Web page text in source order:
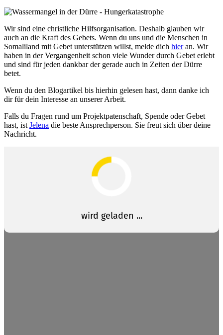
Wir sind eine christliche Hilfsorganisation. Deshalb glauben wir
auch an die Kraft des Gebets. Wenn du uns und die Menschen in
Somaliland mit Gebet unterstützen willst, melde dich hieran. Wir
haben in der Vergangenheit schon viele Wunder durch Gebet erlebt
und sind für jeden dankbar der gerade auch in Zeiten der Dürre
betet.
Wenn du den Blogartikel bis hierhin gelesen hast, dann danke ich
dir für dein Interesse an unserer Arbeit.
Falls du Fragen rund um Projektpatenschaft, Spende oder Gebet
hast, ist Jelena die beste Ansprechperson. Sie freut sich über deine
Nachricht.